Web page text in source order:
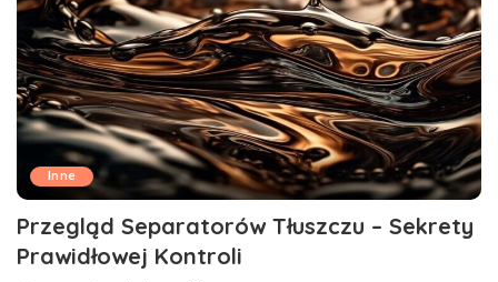
Inne
Przegląd Separatorów Tłuszczu – Sekrety
Prawidłowej Kontroli